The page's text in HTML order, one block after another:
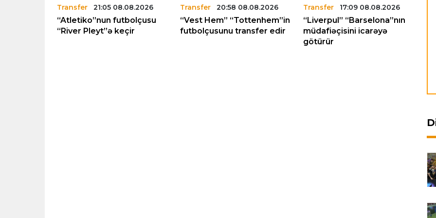
Transfer 21:05 08.08.2026
“Atletiko”nun futbolçusu
“River Pleyt”ə keçir
Transfer 20:58 08.08.2026
“Vest Hem” “Tottenhem”in
futbolçusunu transfer edir
Transfer 17:09 08.08.2026
“Liverpul” “Barselona”nın
müdafiəçisini icarəyə
götürür